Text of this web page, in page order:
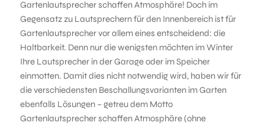
Gartenlautsprecher schaffen Atmosphäre! Doch im
Gegensatz zu Lautsprechern für den Innenbereich ist für
Gartenlautsprecher vor allem eines entscheidend: die
Haltbarkeit. Denn nur die wenigsten möchten im Winter
Ihre Lautsprecher in der Garage oder im Speicher
einmotten. Damit dies nicht notwendig wird, haben wir für
die verschiedensten Beschallungsvarianten im Garten
ebenfalls Lösungen – getreu dem Motto
Gartenlautsprecher schaffen Atmosphäre (ohne